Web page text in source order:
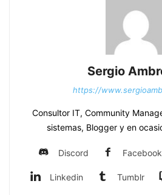
Sergio
https://
Consultor IT, Community
sistemas, Blogger y en
Discord Facebook
Linkedin Tumblr